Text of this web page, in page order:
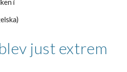
i
just extrem